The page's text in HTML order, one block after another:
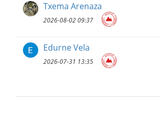
Txema Arenaza
2026-08-02 09:37
Edurne Vela
2026-07-31 13:35